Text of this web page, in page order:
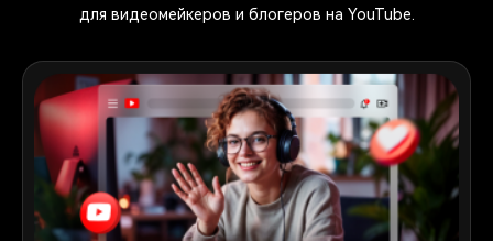
для видеомейкеров и блогеров на YouTube.